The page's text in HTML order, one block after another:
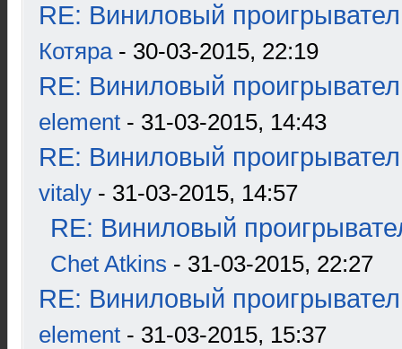
RE: Виниловый
Котяра- 30-03-2015, 22:19
RE: Виниловый
element - 31-03-2015, 14:43
RE: Виниловый
vitaly - 31-03-2015, 14:57
RE: Виниловый
Chet Atkins - 31-03-2015, 22:27
RE: Виниловый
element - 31-03-2015, 15:37